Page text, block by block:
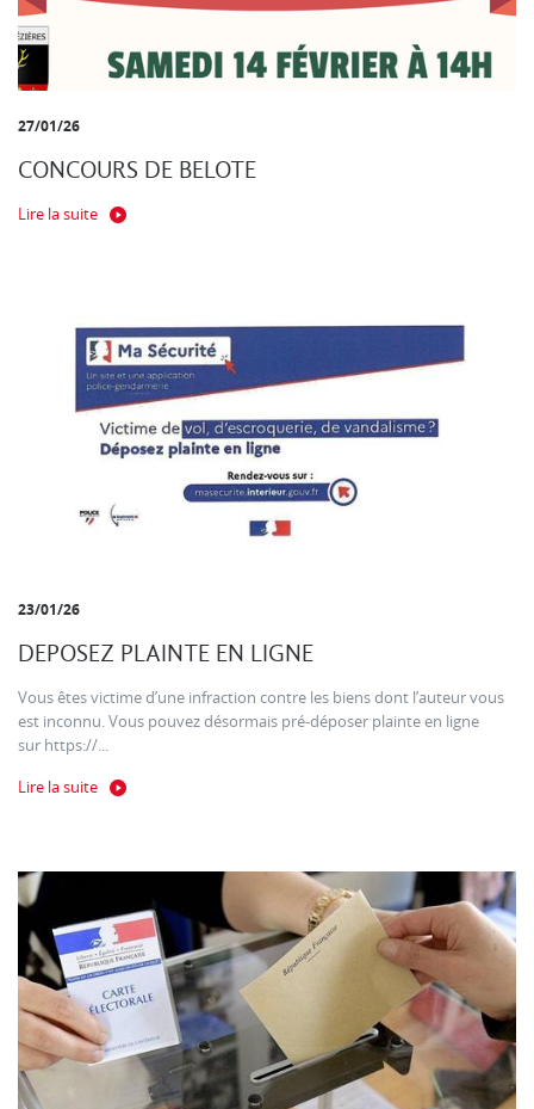
27/01/26
CONCOURS DE BELOTE
Lire la suite
23/01/26
DEPOSEZ PLAINTE EN LIGNE
Vous êtes victime d’une infraction contre les biens dont l’auteur vous
est inconnu. Vous pouvez désormais pré-déposer plainte en ligne
sur https://...
Lire la suite